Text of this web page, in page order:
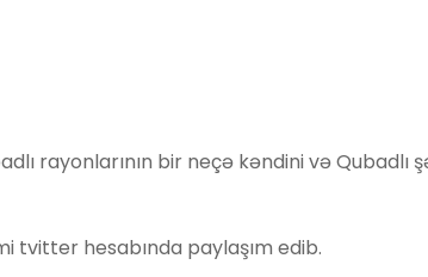
rayonlarının bir neçə kəndini və Qubadlı
tvitter hesabında paylaşım edib.